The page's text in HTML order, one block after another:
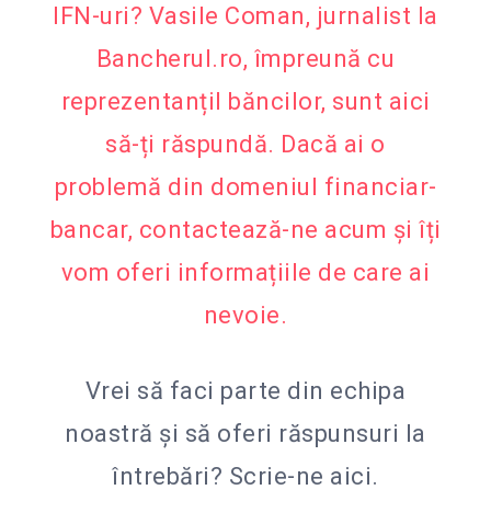
IFN-uri? Vasile Coman, jurnalist la
Bancherul.ro, împreună cu
reprezentanțiI băncilor, sunt aici
să-ți răspundă. Dacă ai o
problemă din domeniul financiar-
bancar, contactează-ne acum și îți
vom oferi informațiile de care ai
nevoie.
Vrei să faci parte din echipa
noastră și să oferi răspunsuri la
întrebări? Scrie-ne aici.